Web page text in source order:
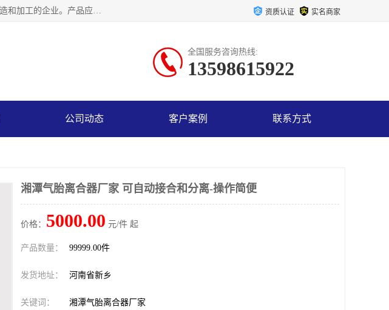
河南大林橡胶通信器材有限公司是一个专注于各种橡胶件、离合器及配件、泥浆泵及配件等产品设计制造和加工的企业。产品应用于矿山、冶金、石油、钢铁、化工、水泥、船舶、造纸、通用机械等各种大功率机械传动或制动装置。 资质认证 实名商家
全国服务咨询热线:
13598615922
公司动态 客户案例 联系方式
湘潭气胎离合器厂家 可自动接合和分离-操作简便
价格： 5000.00 元/件 起
产品数量： 99999.00件
发货地址： 河南省新乡
关键词： 湘潭气胎离合器厂家